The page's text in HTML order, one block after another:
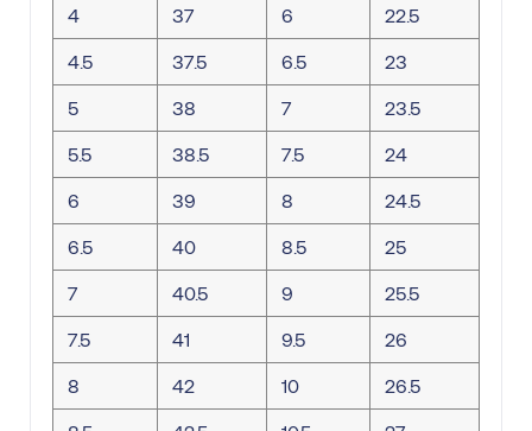
4 37 6 22.5
4.5 37.5 6.5 23
5 38 7 23.5
5.5 38.5 7.5 24
6 39 8 24.5
6.5 40 8.5 25
7 40.5 9 25.5
7.5 41 9.5 26
8 42 10 26.5